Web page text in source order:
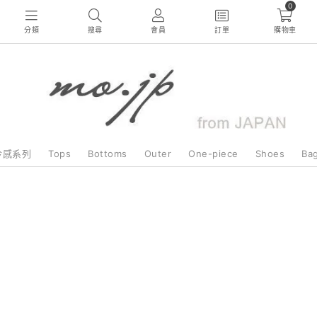
分類 搜尋 會員 訂單
0
購物車
系列 Tops Bottoms Outer One-piece Shoes